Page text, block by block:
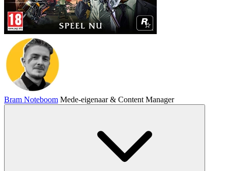
Bram Noteboom Mede-eigenaar & Content Manager